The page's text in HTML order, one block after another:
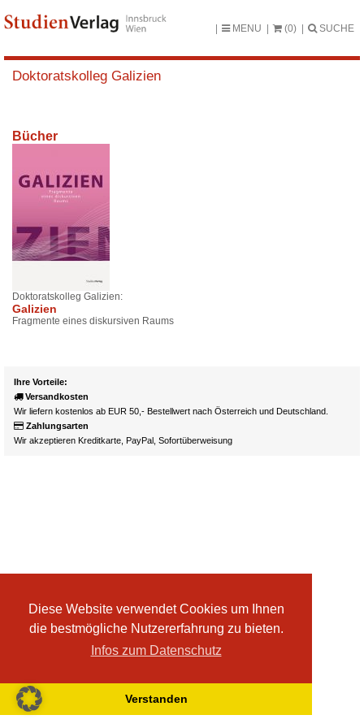
Diese Website verwendet Cookies um Ihnen
die bestmögliche Nutzererfahrung zu bieten.
Infos zum Datenschutz
Verstanden
MENU (0) SUCHE
Doktoratskolleg Galizien
Bücher
Doktoratskolleg Galizien:
Galizien
Fragmente eines diskursiven Raums
Ihre Vorteile:
Versandkosten
Wir liefern kostenlos ab EUR 50,- Bestellwert nach Österreich und Deutschland.
Zahlungsarten
Wir akzeptieren Kreditkarte, PayPal, Sofortüberweisung